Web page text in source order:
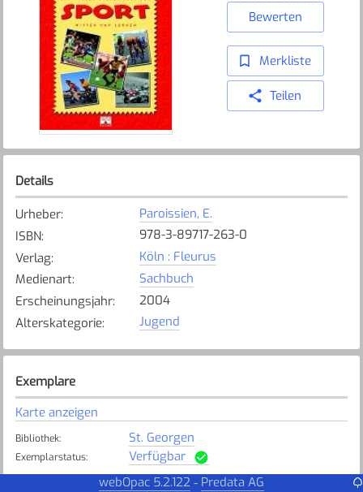
Bewerten
Merkliste
Teilen
Details
Urheber:
Paroissien, E.
ISBN:
978-3-89717-263-0
Verlag:
Köln : Fleurus
Medienart:
Sachbuch
Erscheinungsjahr:
2004
Alterskategorie: Jugend
Exemplare
Karte anzeigen
Bibliothek: St. Georgen
Exemplarstatus:
Verfügbar
webOpac 5.2.122 - Predata AG